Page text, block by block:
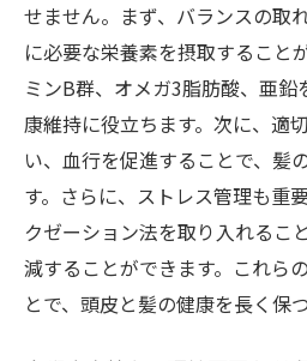
宇都宮市の美容サロ
ンド
ストレス社会でのリラッ
もたらす心身の癒し
頭皮ケアが心身に与
効果
ストレス軽減に役立
法
せません。まず、バランスの取
に必要な栄養素を摂取すること
ミンB群、オメガ3脂肪酸、亜
康維持に役立ちます。次に、適
い、血行を促進することで、髪
す。さらに、ストレス管理も重
クゼーション法を取り入れるこ
減することができます。これら
とで、頭皮と髪の健康を長く保